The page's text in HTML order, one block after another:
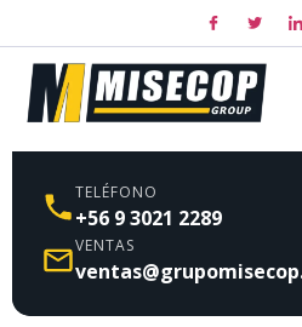
TELÉFONO
+56 9 3021 2289
VENTAS